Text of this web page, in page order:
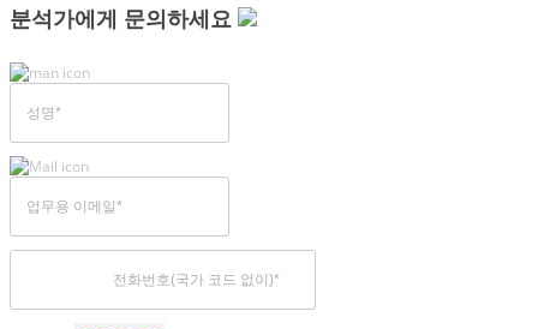
분석가에게 문의하세요